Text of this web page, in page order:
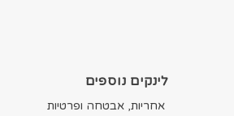
לינקים נוספים
אחריות, אבטחה ופרטיות